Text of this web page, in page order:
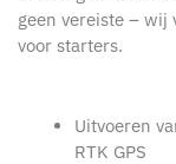
geen vereiste –
voor starters.
Uitvoeren
RTK GPS